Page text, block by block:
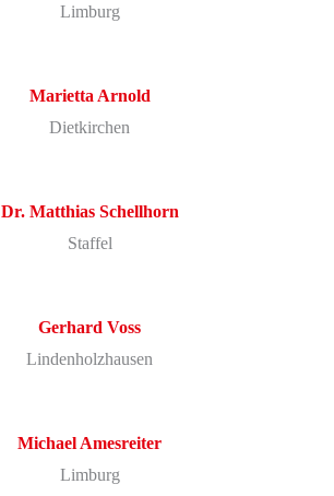
Limburg
Marietta Arnold
Dietkirchen
Dr. Matthias Schellhorn
Staffel
Gerhard Voss
Lindenholzhausen
Michael Amesreiter
Limburg